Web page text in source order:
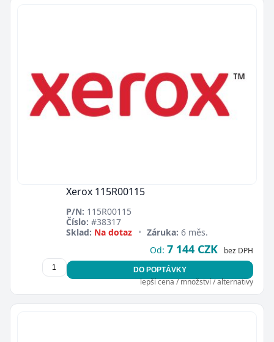
Xerox 115R00115
P/N: 115R00115
Číslo: #38317
Sklad: Na dotaz • Záruka: 6 měs.
Od: 7 144 CZK bez DPH
DO POPTÁVKY
lepší cena / množství / alternativy